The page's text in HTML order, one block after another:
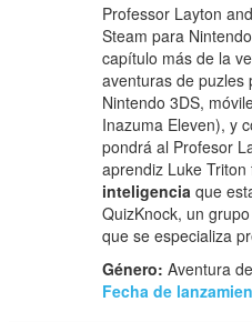
Professor Layton
Steam para
capítulo más de la
aventuras de puzles
Nintendo 3DS,
Inazuma Eleven), y
pondrá al Profesor
aprendiz Luke
inteligencia que
QuizKnock, un
que se especializa
Género: Aventura
Fecha de